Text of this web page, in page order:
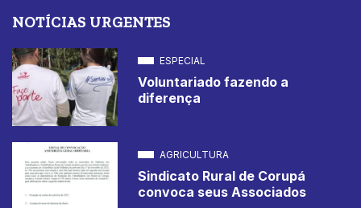
NOTÍCIAS URGENTES
ESPECIAL
Voluntariado fazendo a
diferença
AGRICULTURA
Sindicato Rural de Corupá
convoca seus Associados